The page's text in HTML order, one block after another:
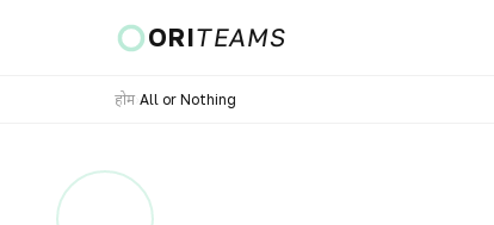
ORITEAMS
होम All or Nothing